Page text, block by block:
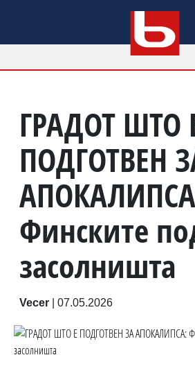
ГРАДОТ ШТО
ПОДГОТВЕН
Финските
засолништа
Vecer 07.05.2026